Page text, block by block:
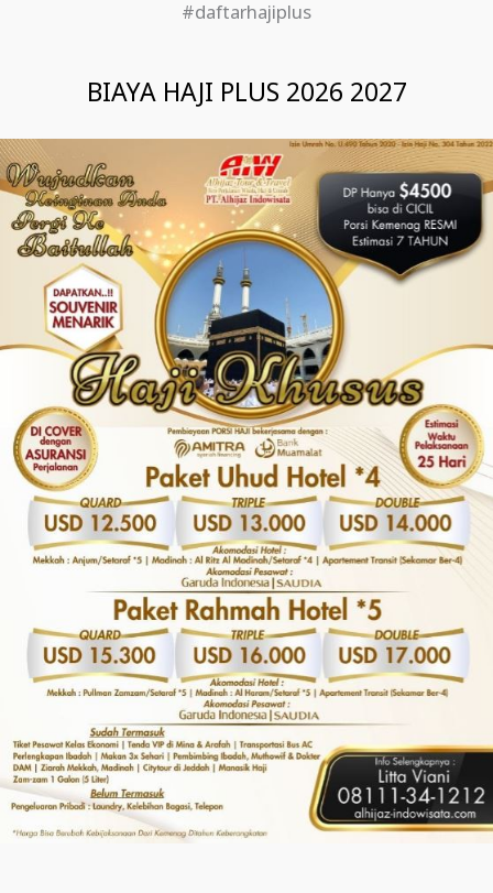
#daftarhajiplus
BIAYA HAJI PLUS 2026 2027